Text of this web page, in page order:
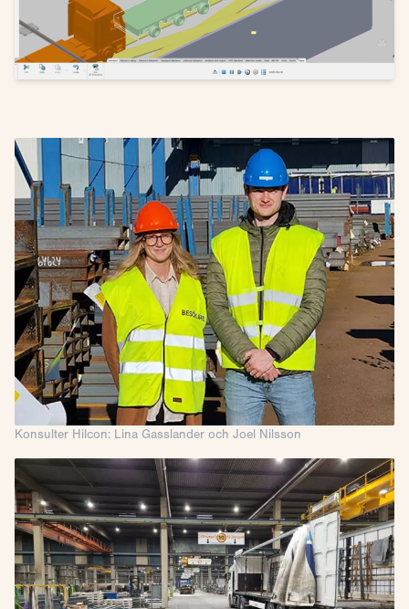
Konsulter Hilcon: Lina Gasslander och Joel Nilsson